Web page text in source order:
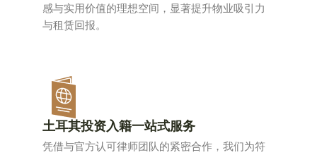
感与实用价值的理想空间，显著提升物业吸引力
与租赁回报。
土耳其投资入籍一站式服务
凭借与官方认可律师团队的紧密合作，我们为符